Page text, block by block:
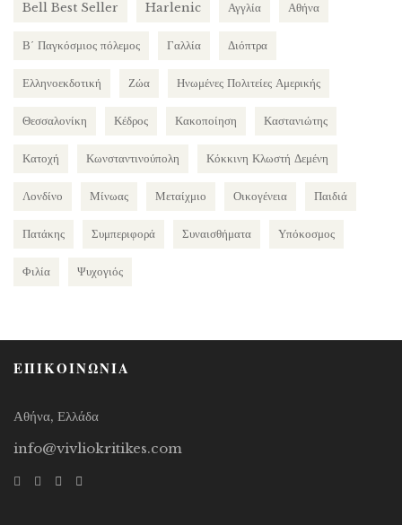
Bell Best Seller Harlenic Αγγλία Αθήνα
Β΄ Παγκόσμιος πόλεμος Γαλλία Διόπτρα
Ελληνοεκδοτική Ζώα Ηνωμένες Πολιτείες Αμερικής
Θεσσαλονίκη Κέδρος Κακοποίηση Καστανιώτης
Κατοχή Κωνσταντινούπολη Κόκκινη Κλωστή Δεμένη
Λονδίνο Μίνωας Μεταίχμιο Οικογένεια Παιδιά
Πατάκης Συμπεριφορά Συναισθήματα Υπόκοσμος
Φιλία Ψυχογιός
ΕΠΙΚΟΙΝΩΝΙΑ
Αθήνα, Ελλάδα
info@vivliokritikes.com